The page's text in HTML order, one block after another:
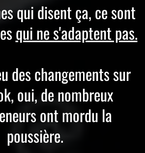
qui disent ça, ce sont
qui ne s'adaptent pas.
des changements sur
oui, de nombreux
ont mordu la
poussière.